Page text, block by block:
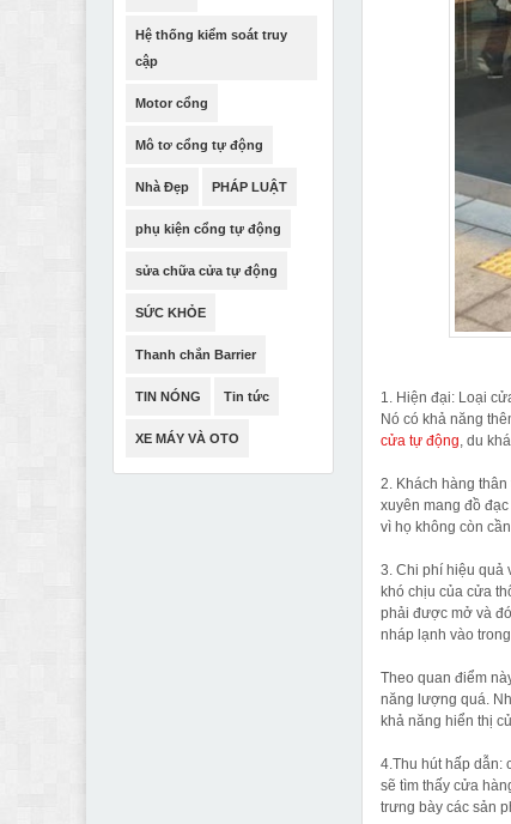
1. Hiện đại: Loại
Nó có khả năng
cửa tự động, du
2. Khách hàng
xuyên mang đồ
vì họ không còn
3. Chi phí hiệu quả
khó chịu của cửa
phải được mở và
nháp lạnh vào
Theo quan điểm
năng lượng quá.
khả năng hiển thị
4.Thu hút hấp dẫn:
sẽ tìm thấy cửa
trưng bày các sản
Hệ thống kiểm soát truy
cập
Motor cổng
Mô tơ cổng tự động
Nhà Đẹp PHÁP LUẬT
phụ kiện cổng tự động
sửa chữa cửa tự động
SỨC KHỎE
Thanh chắn Barrier
TIN NÓNG Tin tức
XE MÁY VÀ OTO